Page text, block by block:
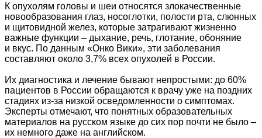
К опухолям головы и шеи относятся злокачественные
новообразования глаз, носоглотки, полости рта, слюнных
и щитовидной желез, которые затрагивают жизненно
важные функции – дыхание, речь, глотание, обоняние
и вкус. По данным «Онко Вики», эти заболевания
составляют около 3,7% всех опухолей в России.
Их диагностика и лечение бывают непростыми: до 60%
пациентов в России обращаются к врачу уже на поздних
стадиях из-за низкой осведомленности о симптомах.
Эксперты отмечают, что понятных образовательных
материалов на русском языке до сих пор почти не было –
их немного даже на английском.